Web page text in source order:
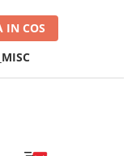
IN COS